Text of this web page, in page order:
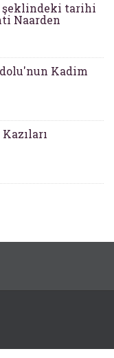
şeklindeki tarihi
Naarden
Kadim